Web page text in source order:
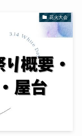
花火大会